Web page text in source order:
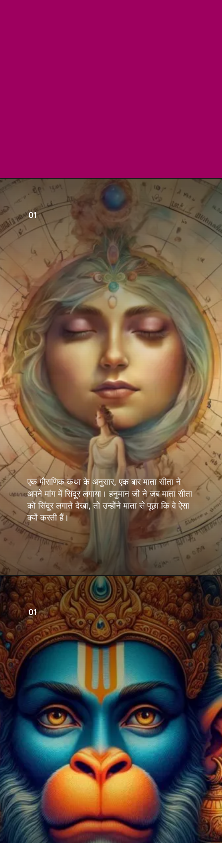
Opening https://youtu.be/1G162D0GT5s
01
एक पौराणिक कथा के अनुसार, एक बार माता सीता ने
अपने मांग में सिंदूर लगाया। हनुमान जी ने जब माता सीता
को सिंदूर लगाते देखा, तो उन्होंने माता से पूछा कि वे ऐसा
क्यों करती हैं।
01